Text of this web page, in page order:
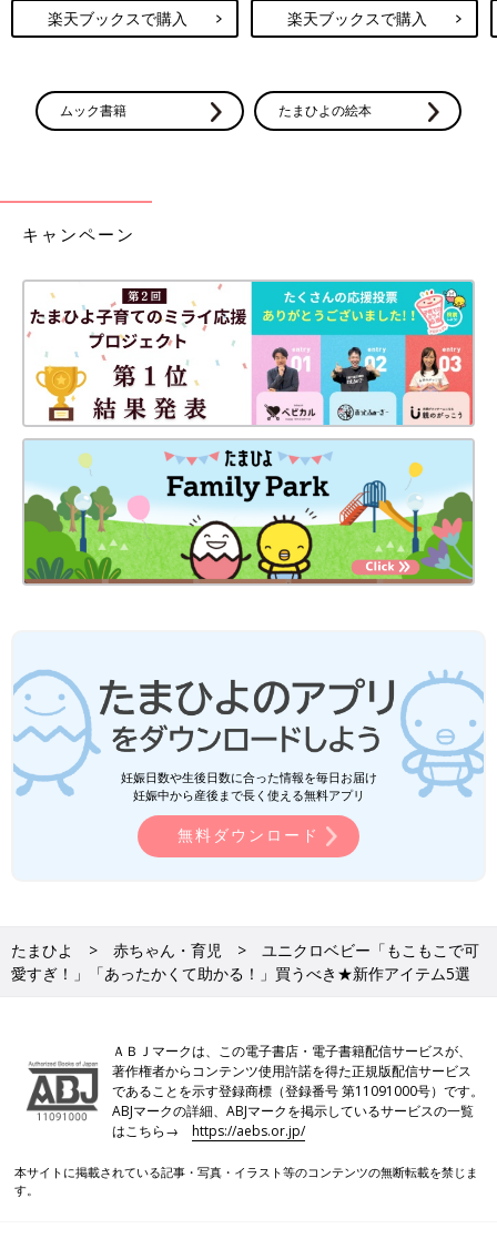
楽天ブックスで購入 楽天ブックスで購入
ムック書籍 たまひよの絵本
キャンペーン
妊娠日数や生後日数に合った情報を毎日お届け
妊娠中から産後まで長く使える無料アプリ
無料ダウンロード
たまひよ 赤ちゃん・育児
ユニクロベビー「もこもこで可
愛すぎ！」「あったかくて助かる！」買うべき★新作アイテム5選
ＡＢＪマークは、この電子書店・電子書籍配信サービスが、
著作権者からコンテンツ使用許諾を得た正規版配信サービス
であることを示す登録商標（登録番号 第11091000号）です。
ABJマークの詳細、ABJマークを掲示しているサービスの一覧
はこちら→https://aebs.or.jp/
本サイトに掲載されている記事・写真・イラスト等のコンテンツの無断転載を禁じま
す。